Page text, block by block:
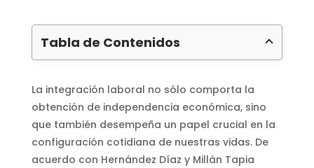
Tabla de Contenidos
La integración laboral no sólo comporta la
obtención de independencia económica, sino
que también desempeña un papel crucial en la
configuración cotidiana de nuestras vidas. De
acuerdo con Hernández Díaz y Millán Tapia